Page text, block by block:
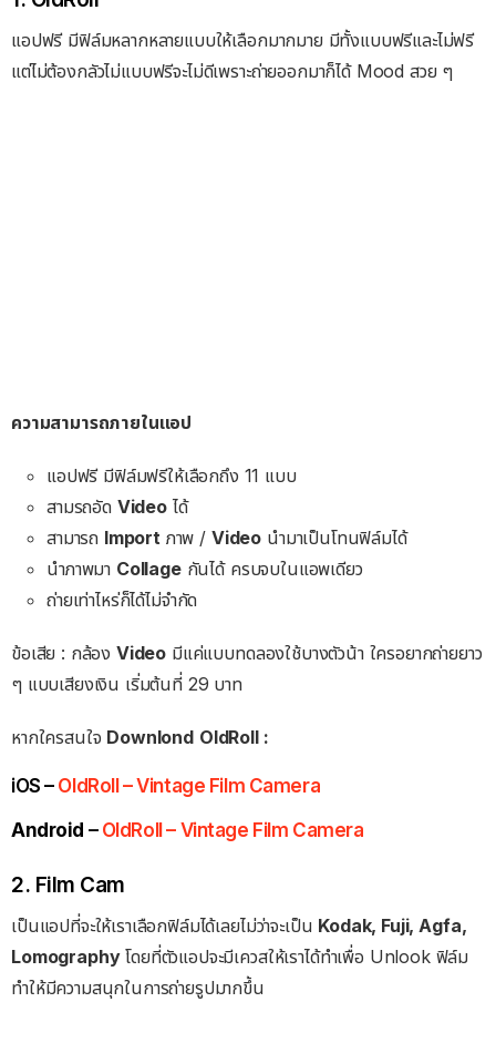
แอปฟรี มีฟิล์มหลากหลายแบบให้เลือกมากมาย มีทั้งแบบฟรีและไม่ฟรี
แต่ไม่ต้องกลัวไม่แบบฟรีจะไม่ดีเพราะถ่ายออกมาก็ได้ Mood สวย ๆ
ความสามารถภายในแอป
แอปฟรี มีฟิล์มฟรีให้เลือกถึง 11 แบบ
สามรถอัด Videoได้
สามารถ Import ภาพ / Video นำมาเป็นโทนฟิล์มได้
นำภาพมา Collageกันได้ ครบจบในแอพเดียว
ถ่ายเท่าไหร่ก็ได้ไม่จำกัด
ข้อเสีย : กล้อง Video มีแค่แบบทดลองใช้บางตัวน้า ใครอยากถ่ายยาว
ๆ แบบเสียงเงิน เริ่มต้นที่ 29 บาท
หากใครสนใจ Downlond OldRoll :
iOS – OldRoll – Vintage Film Camera
Android – OldRoll – Vintage Film Camera
2. Film Cam
เป็นแอปที่จะให้เราเลือกฟิล์มได้เลยไม่ว่าจะเป็น Kodak, Fuji, Agfa,
Lomographyโดยที่ตัวแอปจะมีเควสให้เราได้ทำเพื่อ Unlook ฟิล์ม
ทำให้มีความสนุกในการถ่ายรูปมากขึ้น